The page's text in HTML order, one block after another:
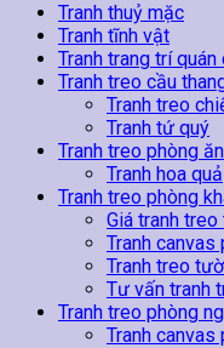
Tranh thuỷ mặc
Tranh tĩnh vật
Tranh trang trí quán
Tranh treo cầu
Tranh treo
Tranh tứ quý
Tranh treo phòng ăn
Tranh hoa quả
Tranh treo phòng
Giá tranh
Tranh canvas
Tranh treo
Tư vấn tranh
Tranh treo phòng
Tranh canvas